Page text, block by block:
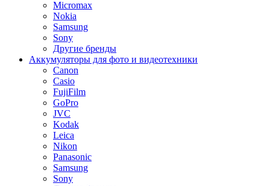
Micromax
Nokia
Samsung
Sony
Другие бренды
Аккумуляторы для фото и видеотехники
Canon
Casio
FujiFilm
GoPro
JVC
Kodak
Leica
Nikon
Panasonic
Samsung
Sony